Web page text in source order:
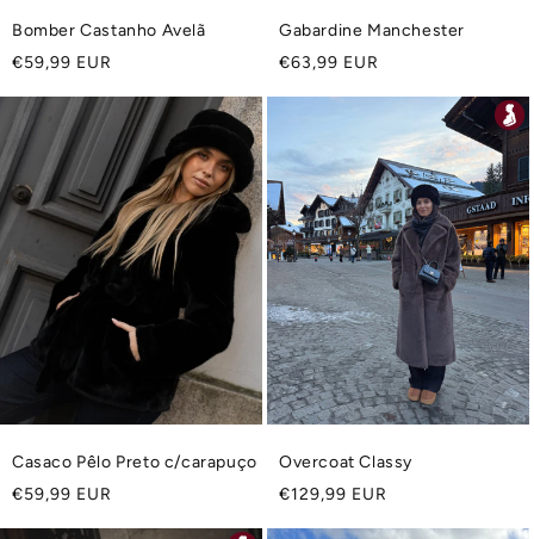
Bomber Castanho Avelã
Preço
€59,99 EUR
Gabardine Manchester
Preço
€63,99 EUR
Casaco Pêlo Preto c/carapuço
Preço
€59,99 EUR
Overcoat Classy
Preço
€129,99 EUR